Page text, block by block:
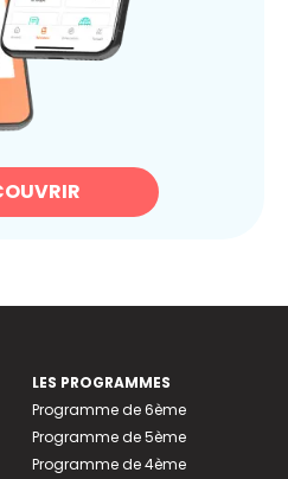
LES PROGRAMMES
Programme de 6ème
Programme de 5ème
Programme de 4ème